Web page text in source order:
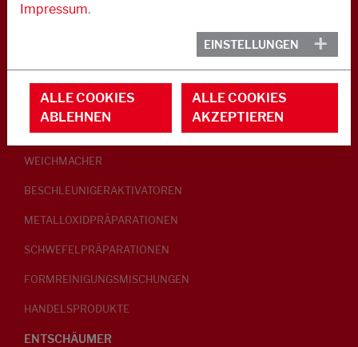
GLEITMITTEL
PEPTISATOREN
KLEBRIGMACHER / HOMOGENISATOREN
WEICHMACHER
BESCHLEUNIGERAKTIVATOREN
METALLOXIDPRÄPARATIONEN
SCHWEFELPRÄPARATIONEN
FORMREINIGUNGSMISCHUNGEN
HANDELSPRODUKTE
ENTSCHÄUMER
Impressum.
EINSTELLUNGEN
ALLE COOKIES
ABLEHNEN
ALLE COOKIES
AKZEPTIEREN